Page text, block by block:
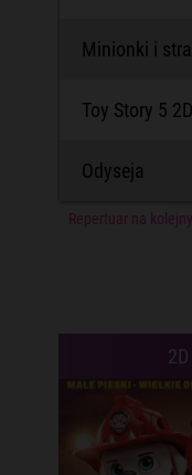
Minionki i
Toy Story 5
Odyseja
Repertuar na